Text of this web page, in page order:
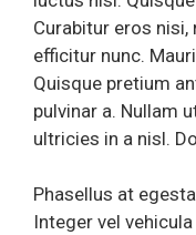
Curabitur eros nisi,
efficitur nunc.
Quisque pretium
pulvinar a. Nullam
ultricies in a nisl.
Phasellus at
Integer vel